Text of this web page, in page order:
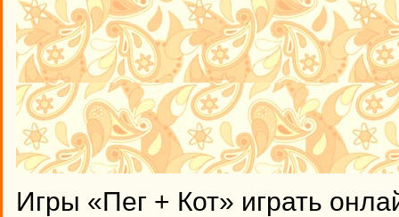
Игры «Пег + Кот» играть